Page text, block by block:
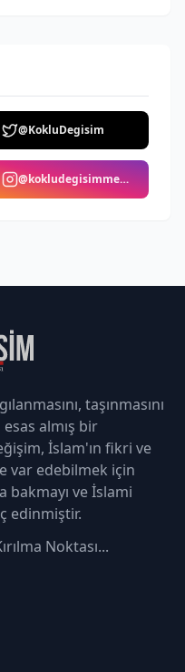
@KokluDegisim
@kokludegisimmedya
taşınmasını
almış bir
İslam'ın fikri ve
var edebilmek için
bakmayı ve İslami
edinmiştir.
Noktası...